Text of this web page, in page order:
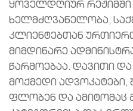
ყოველდღიურ
ხელმძღვანელობა,
კლიენტებთან
მიმდინარე
წარმოებაა. დავითი
მოქმედი ადვოკატები,
ფლობენ და ამიტომაც